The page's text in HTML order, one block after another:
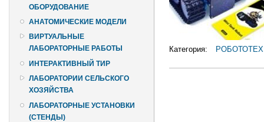
ОБОРУДОВАНИЕ
АНАТОМИЧЕСКИЕ МОДЕЛИ
ВИРТУАЛЬНЫЕ
ЛАБОРАТОРНЫЕ РАБОТЫ
ИНТЕРАКТИВНЫЙ ТИР
ЛАБОРАТОРИИ СЕЛЬСКОГО
ХОЗЯЙСТВА
ЛАБОРАТОРНЫЕ УСТАНОВКИ
(СТЕНДЫ)
Категория: